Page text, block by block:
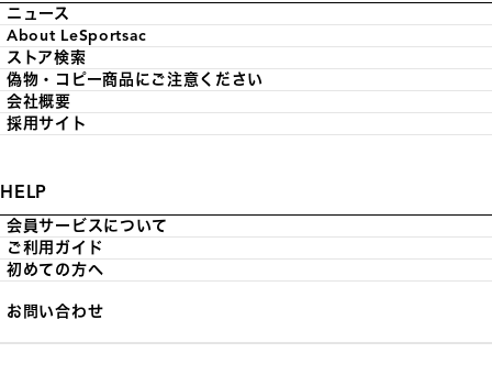
ニュース
About LeSportsac
ストア検索
偽物・コピー商品にご注意ください
会社概要
採用サイト
HELP
会員サービスについて
ご利用ガイド
初めての方へ
お問い合わせ